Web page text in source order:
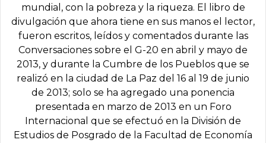
mundial, con la pobreza y la riqueza. El libro de
divulgación que ahora tiene en sus manos el lector,
fueron escritos, leídos y comentados durante las
Conversaciones sobre el G-20 en abril y mayo de
2013, y durante la Cumbre de los Pueblos que se
realizó en la ciudad de La Paz del 16 al 19 de junio
de 2013; solo se ha agregado una ponencia
presentada en marzo de 2013 en un Foro
Internacional que se efectuó en la División de
Estudios de Posgrado de la Facultad de Economía